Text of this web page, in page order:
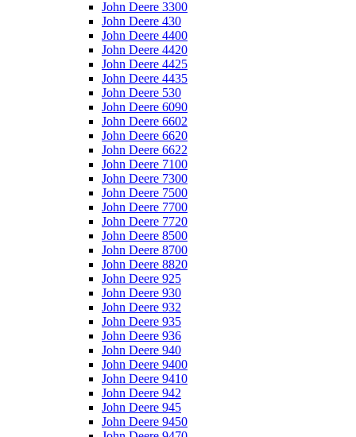
John Deere 3300
John Deere 430
John Deere 4400
John Deere 4420
John Deere 4425
John Deere 4435
John Deere 530
John Deere 6090
John Deere 6602
John Deere 6620
John Deere 6622
John Deere 7100
John Deere 7300
John Deere 7500
John Deere 7700
John Deere 7720
John Deere 8500
John Deere 8700
John Deere 8820
John Deere 925
John Deere 930
John Deere 932
John Deere 935
John Deere 936
John Deere 940
John Deere 9400
John Deere 9410
John Deere 942
John Deere 945
John Deere 9450